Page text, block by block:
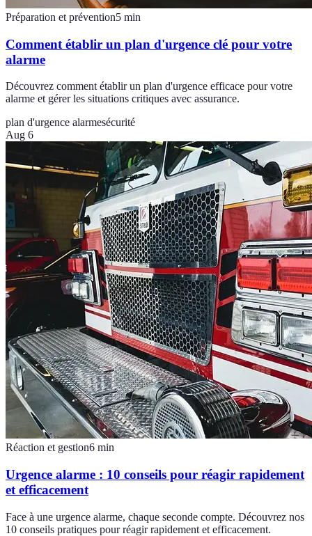
Préparation et prévention5 min
Comment établir un plan d'urgence clé pour votre
alarme
Découvrez comment établir un plan d'urgence efficace pour votre
alarme et gérer les situations critiques avec assurance.
plan d'urgence alarmesécurité
Aug 6
Réaction et gestion6 min
Urgence alarme : 10 conseils pour réagir rapidement
et efficacement
Face à une urgence alarme, chaque seconde compte. Découvrez nos
10 conseils pratiques pour réagir rapidement et efficacement.